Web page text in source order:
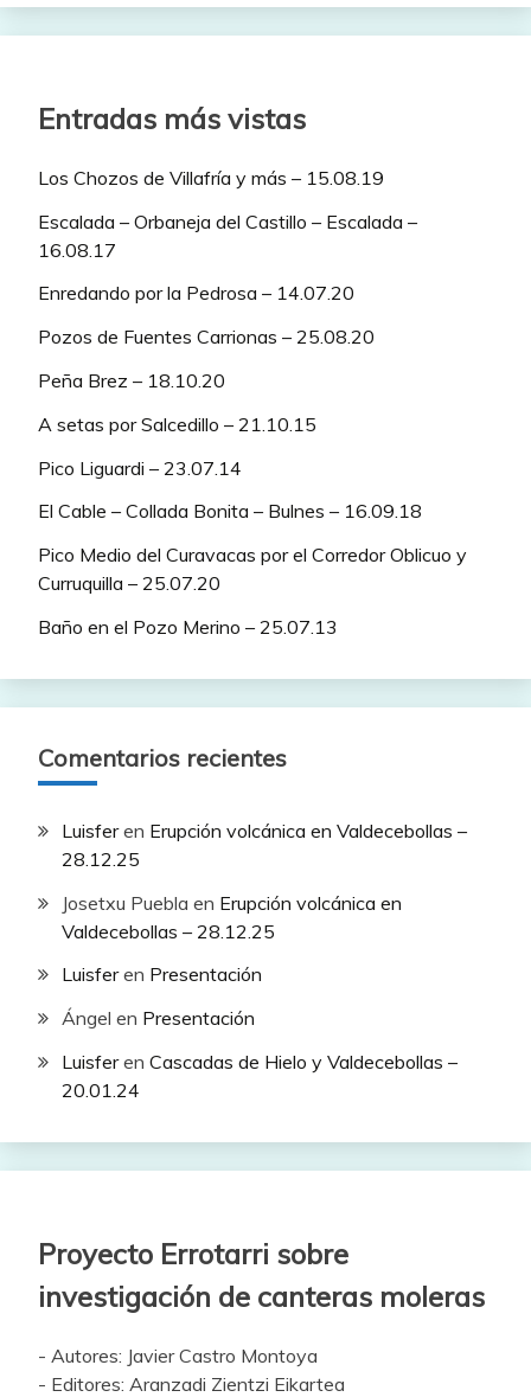
Entradas más vistas
Los Chozos de Villafría y más – 15.08.19
Escalada – Orbaneja del Castillo – Escalada –
16.08.17
Enredando por la Pedrosa – 14.07.20
Pozos de Fuentes Carrionas – 25.08.20
Peña Brez – 18.10.20
A setas por Salcedillo – 21.10.15
Pico Liguardi – 23.07.14
El Cable – Collada Bonita – Bulnes – 16.09.18
Pico Medio del Curavacas por el Corredor Oblicuo y
Curruquilla – 25.07.20
Baño en el Pozo Merino – 25.07.13
Comentarios recientes
Luisferen Erupción volcánica en Valdecebollas –
28.12.25
Josetxu Puebla en Erupción volcánica en
Valdecebollas – 28.12.25
Luisferen Presentación
Ángel en Presentación
Luisferen Cascadas de Hielo y Valdecebollas –
20.01.24
Proyecto Errotarri sobre
investigación de canteras moleras
- Autores: Javier Castro Montoya
- Editores: Aranzadi Zientzi Eikartea